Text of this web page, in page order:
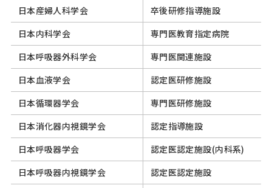
日本産婦人科学会
卒後研修指導施設
日本内科学会
専門医教育指定病院
日本呼吸器外科学会
専門医関連施設
日本血液学会
認定医研修施設
日本循環器学会
専門医研修施設
日本消化器内視鏡学会
認定指導施設
日本呼吸器学会
認定医認定施設(内科系)
日本呼吸器内視鏡学会
認定医認定施設